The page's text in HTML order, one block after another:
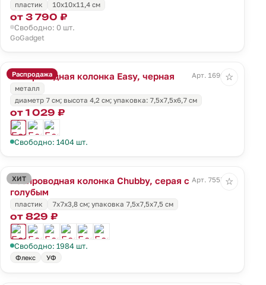
пластик 10x10x11,4 см
от 3 790 ₽
Свободно: 0 шт.
GoGadget
Распродажа
Беспроводная колонка Easy, черная
Арт. 1690.30
металл
диаметр 7 см; высота 4,2 см; упаковка: 7,5х7,5х6,7 см
от 1 029 ₽
Свободно: 1404 шт.
☆
ХИТ
Беспроводная колонка Chubby, серая с
голубым
Арт. 7557.14
пластик 7х7х3,8 см; упаковка 7,5х7,5х7,5 см
от 829 ₽
Свободно: 1984 шт.
Флекс УФ
☆